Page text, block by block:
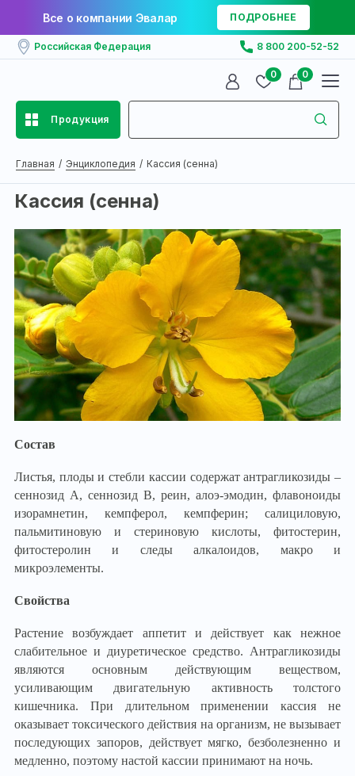
Все о компании Эвалар ПОДРОБНЕЕ
Российская Федерация 8 800 200-52-52
0 0
Продукция
Главная Энциклопедия Кассия (сенна)
Кассия (сенна)
Состав
Листья, плоды и стебли кассии содержат антрагликозиды –
сеннозид А, сеннозид В, реин, алоэ-эмодин, флавоноиды
изорамнетин, кемпферол, кемпферин; салициловую,
пальмитиновую и стериновую кислоты, фитостерин,
фитостеролин и следы алкалоидов, макро и
микроэлементы.
Свойства
Растение возбуждает аппетит и действует как нежное
слабительное и диуретическое средство. Антрагликозиды
являются основным действующим веществом,
усиливающим двигательную активность толстого
кишечника. При длительном применении кассия не
оказывает токсического действия на организм, не вызывает
последующих запоров, действует мягко, безболезненно и
медленно, поэтому настой кассии принимают на ночь.